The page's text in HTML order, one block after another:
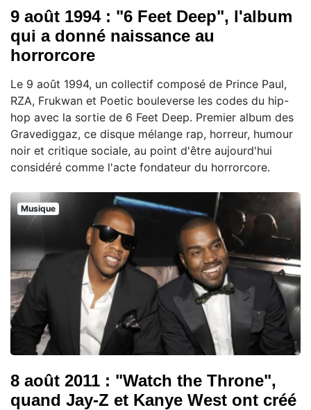
9 août 1994 : "6 Feet Deep", l'album
qui a donné naissance au
horrorcore
Le 9 août 1994, un collectif composé de Prince Paul,
RZA, Frukwan et Poetic bouleverse les codes du hip-
hop avec la sortie de 6 Feet Deep. Premier album des
Gravediggaz, ce disque mélange rap, horreur, humour
noir et critique sociale, au point d'être aujourd'hui
considéré comme l'acte fondateur du horrorcore.
Musique
8 août 2011 : "Watch the Throne",
quand Jay-Z et Kanye West ont créé